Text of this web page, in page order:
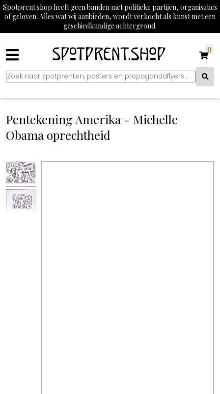
Spotprent.shop heeft geen banden met politieke partijen, organisaties
of geloven. Alles wat wij aanbieden, wordt verkocht als kunst met een
geschiedkundige achtergrond.
0
Pentekening Amerika - Michelle
Obama oprechtheid